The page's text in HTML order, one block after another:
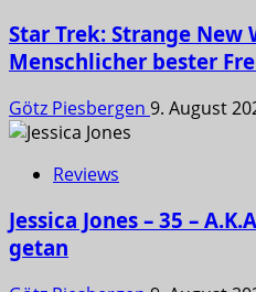
Star Trek: Strange New
Menschlicher bester
Götz Piesbergen 9. August
Reviews
Jessica Jones – 35 –
getan